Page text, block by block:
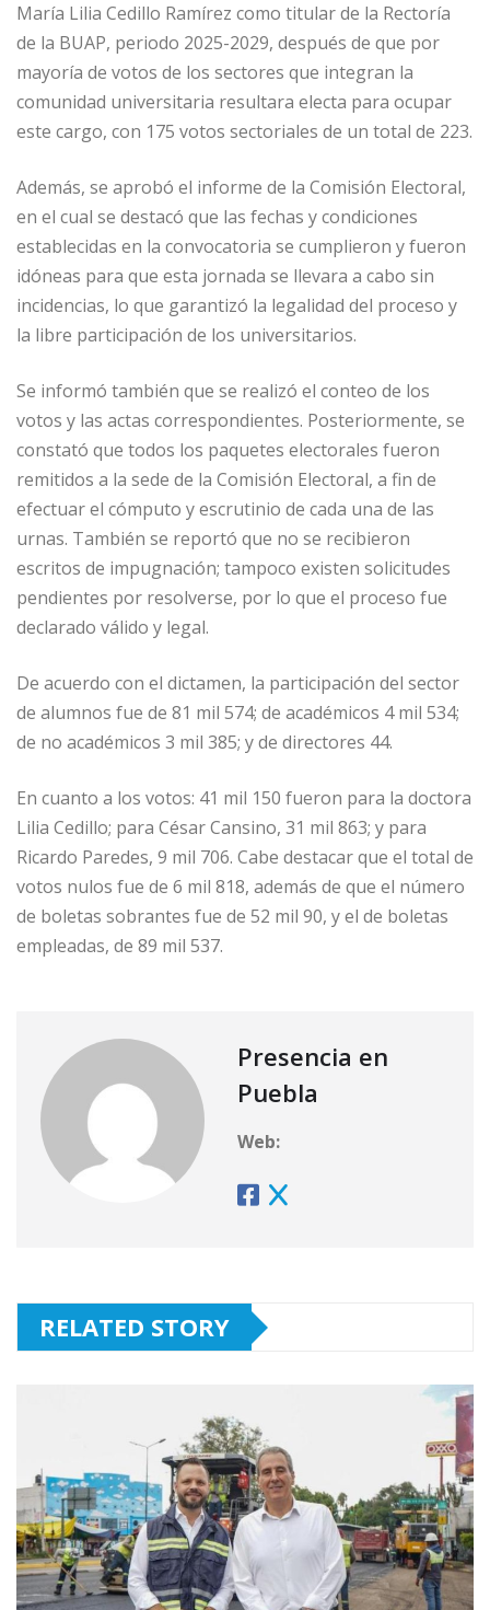
María Lilia Cedillo Ramírez como titular de la Rectoría
de la BUAP, periodo 2025-2029, después de que por
mayoría de votos de los sectores que integran la
comunidad universitaria resultara electa para ocupar
este cargo, con 175 votos sectoriales de un total de 223.
Además, se aprobó el informe de la Comisión Electoral,
en el cual se destacó que las fechas y condiciones
establecidas en la convocatoria se cumplieron y fueron
idóneas para que esta jornada se llevara a cabo sin
incidencias, lo que garantizó la legalidad del proceso y
la libre participación de los universitarios.
Se informó también que se realizó el conteo de los
votos y las actas correspondientes. Posteriormente, se
constató que todos los paquetes electorales fueron
remitidos a la sede de la Comisión Electoral, a fin de
efectuar el cómputo y escrutinio de cada una de las
urnas. También se reportó que no se recibieron
escritos de impugnación; tampoco existen solicitudes
pendientes por resolverse, por lo que el proceso fue
declarado válido y legal.
De acuerdo con el dictamen, la participación del sector
de alumnos fue de 81 mil 574; de académicos 4 mil 534;
de no académicos 3 mil 385; y de directores 44.
En cuanto a los votos: 41 mil 150 fueron para la doctora
Lilia Cedillo; para César Cansino, 31 mil 863; y para
Ricardo Paredes, 9 mil 706. Cabe destacar que el total de
votos nulos fue de 6 mil 818, además de que el número
de boletas sobrantes fue de 52 mil 90, y el de boletas
empleadas, de 89 mil 537.
Presencia en
Puebla
Web:
RELATED STORY